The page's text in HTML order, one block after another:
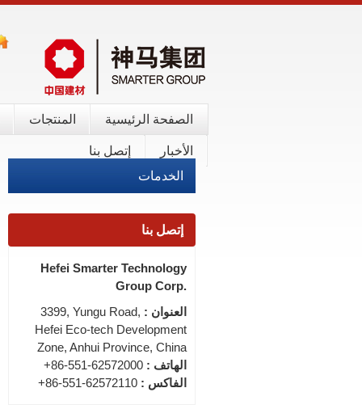
الصفحة الرئيسية المنتجات
الأخبار
إتصل بنا
الخدمات
إتصل بنا
Hefei Smarter Technology
Group Corp.
العنوان : 3399, Yungu Road,
Hefei Eco-tech Development
Zone, Anhui Province, China
الهاتف : +86-551-62572000
الفاكس : +86-551-62572110